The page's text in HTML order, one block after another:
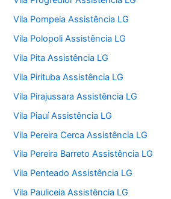
Vila Pompeia Assistência LG
Vila Polopoli Assistência LG
Vila Pita Assistência LG
Vila Pirituba Assistência LG
Vila Pirajussara Assistência LG
Vila Piauí Assistência LG
Vila Pereira Cerca Assistência LG
Vila Pereira Barreto Assistência LG
Vila Penteado Assistência LG
Vila Pauliceia Assistência LG